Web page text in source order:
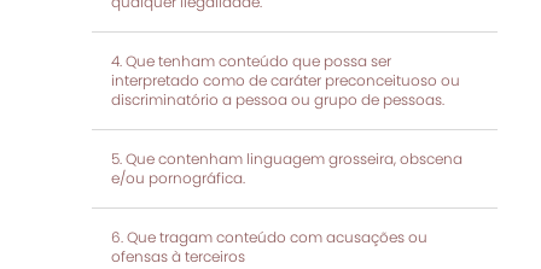
Que tenham conteúdo que possa ser
interpretado como de caráter preconceituoso ou
discriminatório a pessoa ou grupo de pessoas.
Que contenham linguagem grosseira, obscena
e/ou pornográfica.
Que tragam conteúdo com acusações ou
ofensas à terceiros